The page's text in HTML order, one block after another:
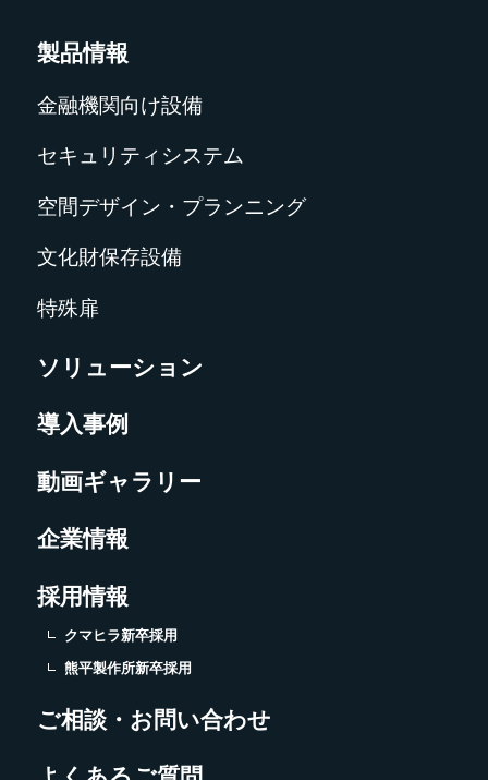
製品情報
金融機関向け設備
セキュリティシステム
空間デザイン・プランニング
文化財保存設備
特殊扉
ソリューション
導入事例
動画ギャラリー
企業情報
採用情報
クマヒラ新卒採用
熊平製作所新卒採用
ご相談・お問い合わせ